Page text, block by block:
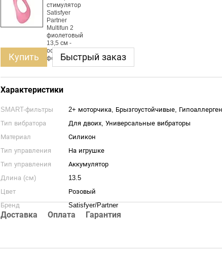
Купить Быстрый заказ
Характеристики
SMART-фильтры
2+ моторчика, Брызгоустойчивые,
Тип вибратора
Для двоих, Универсальные вибраторы
Материал
Силикон
Тип управления
На игрушке
Тип управления
Аккумулятор
Длина (см)
13.5
Цвет
Розовый
Бренд
Satisfyer/Partner
Доставка Оплата Гарантия